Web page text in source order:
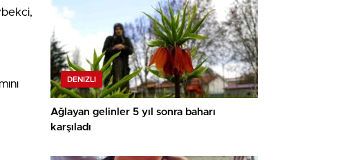
DENIZLI
Ağlayan gelinler 5 yıl sonra baharı
karşıladı